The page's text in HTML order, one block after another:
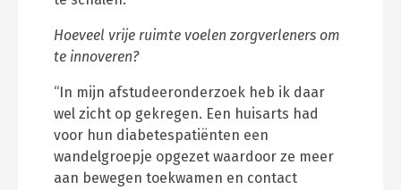
Hoeveel vrije ruimte voelen zorgverleners om
te innoveren?
“In mijn afstudeeronderzoek heb ik daar
wel zicht op gekregen. Een huisarts had
voor hun diabetespatiënten een
wandelgroepje opgezet waardoor ze meer
aan bewegen toekwamen en contact